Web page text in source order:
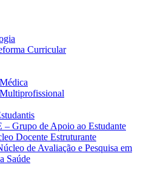
Curricular
Grupo de Apoio ao Estudante
Docente Estruturante
de Avaliação e Pesquisa em
Saúde